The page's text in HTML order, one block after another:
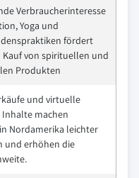
Verbraucherinteresse
Yoga und
fördert
von spirituellen und
Produkten
und virtuelle
machen
Nordamerika leichter
und erhöhen die